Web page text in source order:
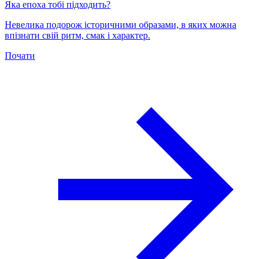
Яка епоха тобі підходить?
Невелика подорож історичними образами, в яких можна
впізнати свій ритм, смак і характер.
Почати